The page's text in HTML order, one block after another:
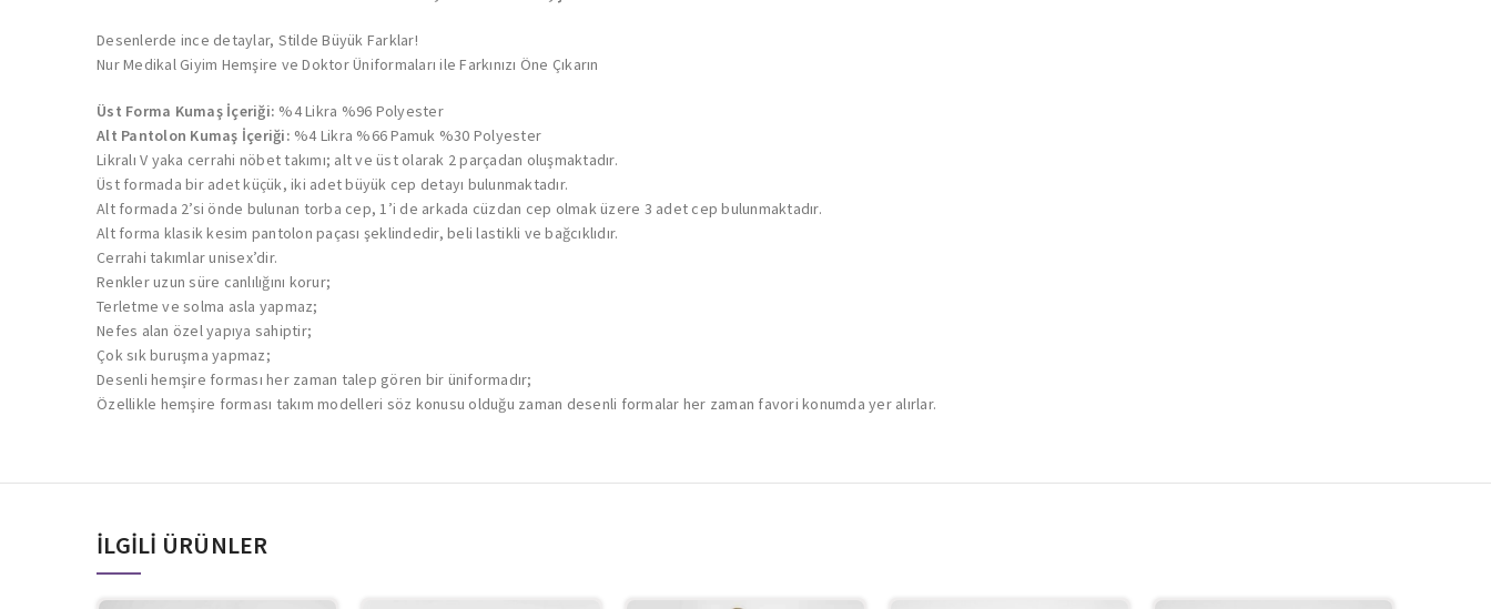
Desenlerde ince detaylar, Stilde Büyük Farklar!
Nur Medikal Giyim Hemşire ve Doktor Üniformaları ile Farkınızı Öne Çıkarın
Üst Forma Kumaş İçeriği: %4 Likra %96 Polyester
Alt Pantolon Kumaş İçeriği: %4 Likra %66 Pamuk %30 Polyester
Likralı V yaka cerrahi nöbet takımı; alt ve üst olarak 2 parçadan oluşmaktadır.
Üst formada bir adet küçük, iki adet büyük cep detayı bulunmaktadır.
Alt formada 2’si önde bulunan torba cep, 1’i de arkada cüzdan cep olmak üzere 3 adet cep bulunmaktadır.
Alt forma klasik kesim pantolon paçası şeklindedir, beli lastikli ve bağcıklıdır.
Cerrahi takımlar unisex’dir.
Renkler uzun süre canlılığını korur;
Terletme ve solma asla yapmaz;
Nefes alan özel yapıya sahiptir;
Çok sık buruşma yapmaz;
Desenli hemşire forması her zaman talep gören bir üniformadır;
Özellikle hemşire forması takım modelleri söz konusu olduğu zaman desenli formalar her zaman favori konumda yer alırlar.
İLGILI ÜRÜNLER